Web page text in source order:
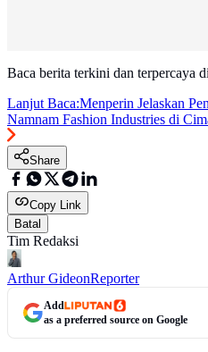
Baca berita terkini dan terpercaya di
Lanjut Baca:Menperin Jelaskan
Namnam Fashion Industries di
Share
Copy Link
Batal
Tim Redaksi
Arthur GideonReporter
Add
as a preferred source on Google